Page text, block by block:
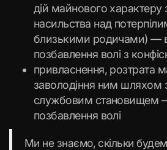
дій майнового характеру
насильства над
близькими родичами) —
позбавлення волі з
привласнення, розтрата
заволодіння ним шляхом
службовим становищем —
позбавлення волі
Ми не знаємо, скільки